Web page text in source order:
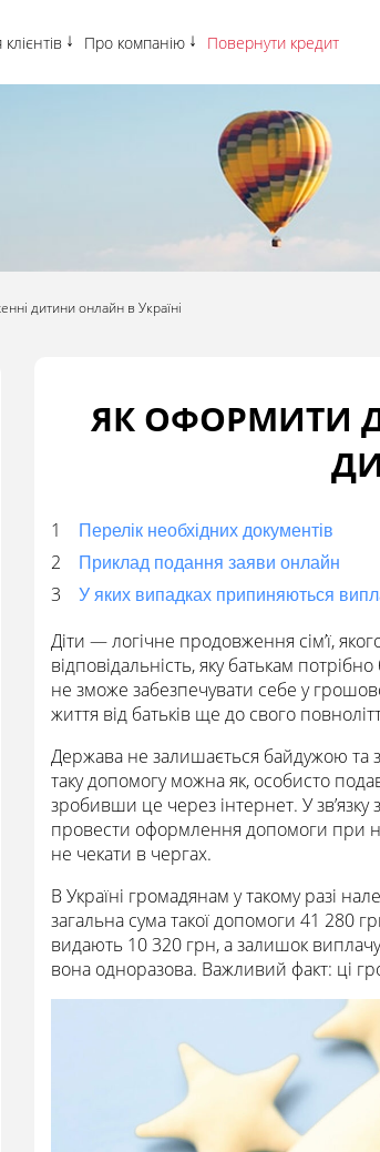
Про компанію Повернути кредит
дитини онлайн в Україні
ЯК ОФОРМИТИ
Перелік необхідних документів
Приклад подання заяви онлайн
У яких випадках припиняються
Діти — логічне продовження сім’ї,
відповідальність, яку батькам
не зможе забезпечувати себе у
життя від батьків ще до свого
Держава не залишається байдужою та
таку допомогу можна як, особисто
зробивши це через інтернет. У зв’язку
провести оформлення допомоги при
не чекати в чергах.
В Україні громадянам у такому разі
загальна сума такої допомоги 41 280
видають 10 320 грн, а залишок
вона одноразова. Важливий факт: ці